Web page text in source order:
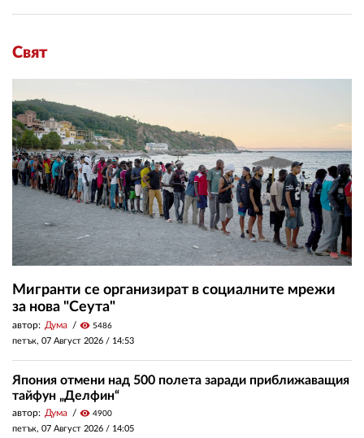
Свят
Мигранти се организират в социалните мрежи
за нова "Сеута"
автор: Дума visibility 5486
петък, 07 Август 2026 / 14:53
Япония отмени над 500 полета заради приближаващия
тайфун „Делфин“
автор: Дума visibility 4900
петък, 07 Август 2026 / 14:05